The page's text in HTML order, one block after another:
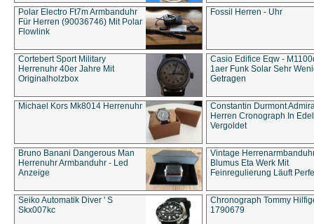
Polar Electro Ft7m Armbanduhr
Für Herren (90036746) Mit Polar
Flowlink
Fossil Herren - Uhr
Cortebert Sport Military
Herrenuhr 40er Jahre Mit
Originalholzbox
Casio Edifice Eqw -
1aer Funk Solar Sehr
Getragen
Michael Kors Mk8014 Herrenuhr
Constantin Durmont
Herren Cronograph In
Vergoldet
Bruno Banani Dangerous Man
Herrenuhr Armbanduhr - Led
Anzeige
Vintage
Blumus Eta Werk Mit
Feinregulierung Läuft
Seiko Automatik Diver ' S
Skx007kc
Chronograph Tommy
1790679